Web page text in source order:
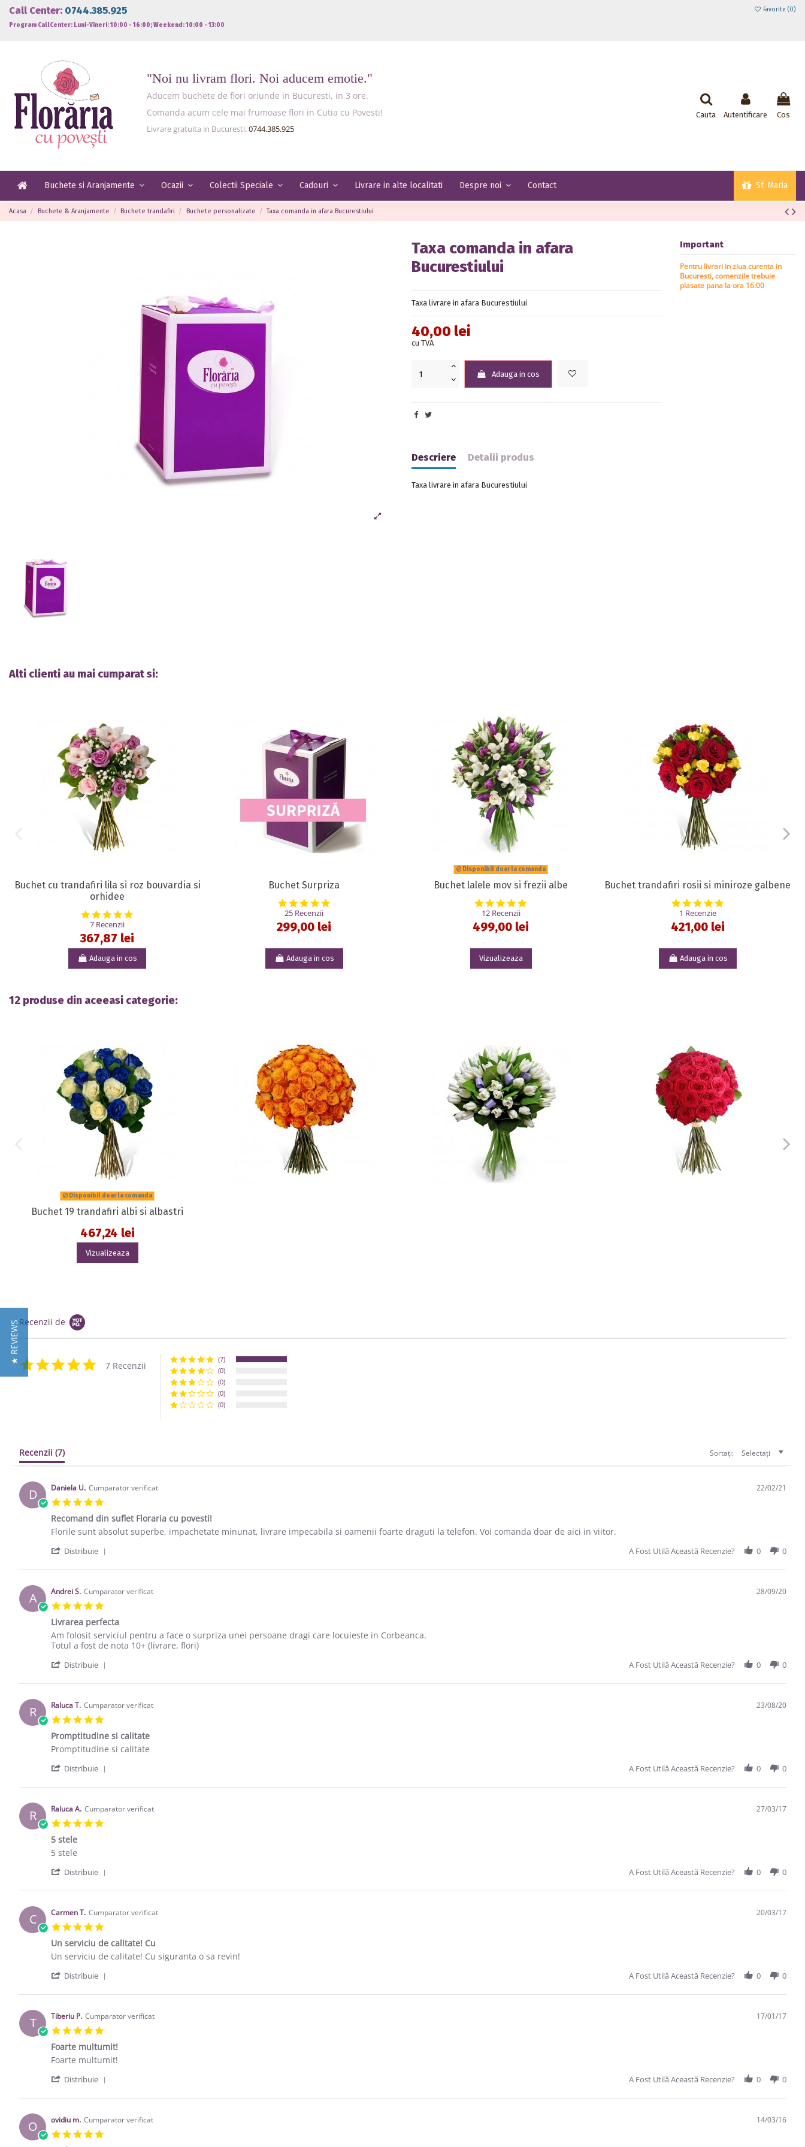
Call Center: 0744.385.925
Program CallCenter: Luni-Vineri: 10:00 - 16:00; Weekend: 10:00 - 13:00
Favorite (0)
"Noi nu livram flori. Noi aducem emotie."
Aducem buchete de flori oriunde in Bucuresti, in 3 ore.
Comanda acum cele mai frumoase flori in Cutia cu Povesti!
Livrare gratuita in Bucuresti. 0744.385.925
Cauta Autentificare Cos
Buchete si Aranjamente Ocazii Colectii Speciale Cadouri Livrare in alte localitati Despre noi Contact Sf. Maria
Acasa Buchete & Aranjamente Buchete trandafiri Buchete personalizate Taxa comanda in afara Bucurestiului
Taxa comanda in afara
Bucurestiului
Taxa livrare in afara Bucurestiului
40,00 lei
cu TVA
Adauga in cos
Descriere Detalii produs
Taxa livrare in afara Bucurestiului
Important
Pentru livrari in ziua curenta in
Bucuresti, comenzile trebuie
plasate pana la ora 16:00
Alti clienti au mai cumparat si:
Buchet cu trandafiri lila si roz bouvardia si
orhidee
7 Recenzii
367,87 lei
Adauga in cos
Buchet Surpriza
5.0 star rating
25 Recenzii
299,00 lei
Adauga in cos
Disponibil doar la comanda
Buchet lalele mov si frezii albe
12 Recenzii
499,00 lei
Vizualizeaza
Buchet trandafiri rosii si miniroze galbene
5.0 star rating
1 Recenzie
421,00 lei
Adauga in cos
12 produse din aceeasi categorie:
Disponibil doar la comanda
Buchet 19 trandafiri albi si albastri
467,24 lei
Vizualizeaza
Recenzii de
5.0 star rating
7 Recenzii
(7)
(0)
(0)
(0)
(0)
Recenzii (7) Sortați: Selectați
D Daniela U. Cumparator verificat
5.0 star rating
22/02/21
Recomand din suflet Floraria cu povesti!
Review by Daniela U. on 22 Feb 2021
review stating Recomand din suflet Floraria cu povesti!
Florile sunt absolut superbe, impachetate minunat, livrare impecabila si oamenii foarte draguti la telefon. Voi comanda doar de aici in viitor.
Distribuie A Fost Utilă Această Recenzie? 0 0
A Andrei S. Cumparator verificat
5.0 star rating
28/09/20
Livrarea perfecta
Review by Andrei S. on 28 Sep 2020
review stating Livrarea perfecta
Am folosit serviciul pentru a face o surpriza unei persoane dragi care locuieste in Corbeanca.
Totul a fost de nota 10+ (livrare, flori)
Distribuie A Fost Utilă Această Recenzie? 0 0
R Raluca T. Cumparator verificat
5.0 star rating
23/08/20
Promptitudine si calitate
Review by Raluca T. on 23 Aug 2020
review stating Promptitudine si calitate
Promptitudine si calitate
Distribuie A Fost Utilă Această Recenzie? 0 0
R Raluca A. Cumparator verificat
5.0 star rating
27/03/17
5 stele
Review by Raluca A. on 27 Mar 2017
review stating 5 stele
5 stele
Distribuie A Fost Utilă Această Recenzie? 0 0
C Carmen T. Cumparator verificat
5.0 star rating
20/03/17
Un serviciu de calitate! Cu
Review by Carmen T. on 20 Mar 2017
review stating Un serviciu de calitate! Cu
Un serviciu de calitate! Cu siguranta o sa revin!
Distribuie A Fost Utilă Această Recenzie? 0 0
T Tiberiu P. Cumparator verificat
5.0 star rating
17/01/17
Foarte multumit!
Review by Tiberiu P. on 17 Jan 2017
review stating Foarte multumit!
Foarte multumit!
Distribuie A Fost Utilă Această Recenzie? 0 0
O ovidiu m. Cumparator verificat
5.0 star rating
14/03/16
★ REVIEWS